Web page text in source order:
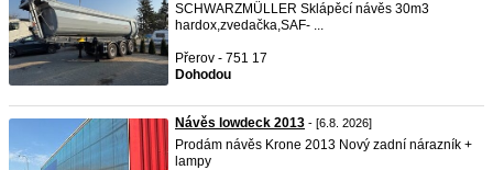
SCHWARZMÜLLER Sklápěcí návěs 30m3
hardox,zvedačka,SAF- ...
Přerov - 751 17
Dohodou
Návěs lowdeck 2013 - [6.8. 2026]
Prodám návěs Krone 2013 Nový zadní nárazník +
lampy